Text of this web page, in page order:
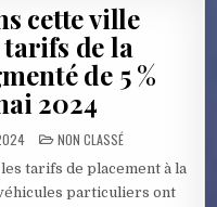
cette ville
tarifs de la
de 5 %
2024
POSTED
IN
NON CLASSÉ
tarifs de placement à la
particuliers ont